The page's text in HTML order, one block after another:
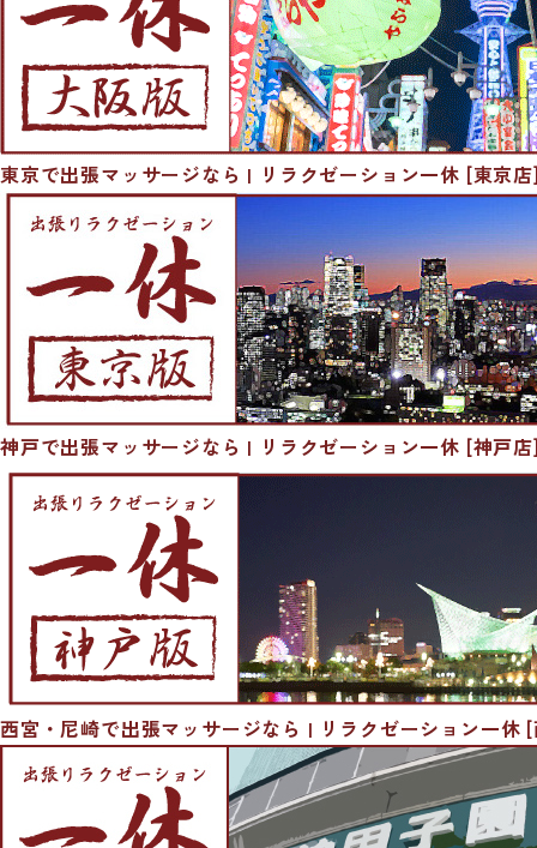
東京で出張マッサージなら | リラクゼーション一休 [東京
神戸で出張マッサージなら | リラクゼーション一休 [神戸
西宮・尼崎で出張マッサージなら | リラクゼーション一休